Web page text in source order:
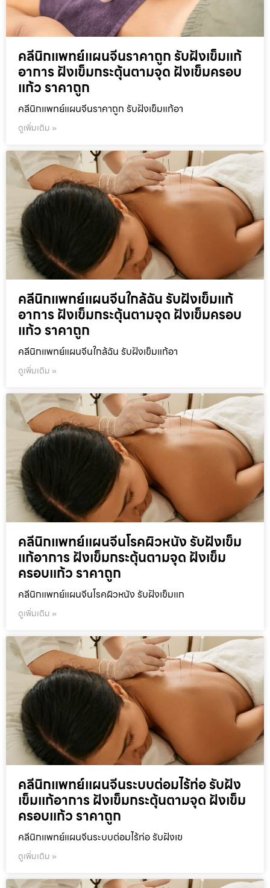
คลีนิกแพทย์แผนจีนราคาถูก รับฝังเข็มแก้
อาการ ฝังเข็มกระตุ้นตามจุด ฝังเข็มครอบ
แก้ว ราคาถูก
คลีนิกแพทย์แผนจีนราคาถูก รับฝังเข็มแก้อา
ดูเพิ่มเติม »
คลีนิกแพทย์แผนจีนใกล้ฉัน รับฝังเข็มแก้
อาการ ฝังเข็มกระตุ้นตามจุด ฝังเข็มครอบ
แก้ว ราคาถูก
คลีนิกแพทย์แผนจีนใกล้ฉัน รับฝังเข็มแก้อา
ดูเพิ่มเติม »
คลีนิกแพทย์แผนจีนโรคผิวหนัง รับฝังเข็ม
แก้อาการ ฝังเข็มกระตุ้นตามจุด ฝังเข็ม
ครอบแก้ว ราคาถูก
คลีนิกแพทย์แผนจีนโรคผิวหนัง รับฝังเข็มแก
ดูเพิ่มเติม »
คลีนิกแพทย์แผนจีนระบบต่อมไร้ท่อ รับฝัง
เข็มแก้อาการ ฝังเข็มกระตุ้นตามจุด ฝังเข็ม
ครอบแก้ว ราคาถูก
คลีนิกแพทย์แผนจีนระบบต่อมไร้ท่อ รับฝังเข
ดูเพิ่มเติม »